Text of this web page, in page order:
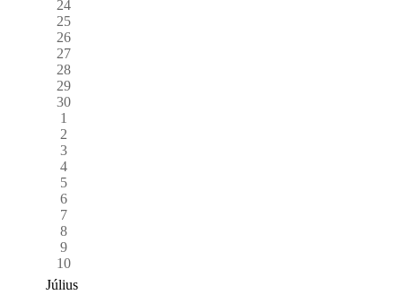
24
25
26
27
28
29
30
1
2
3
4
5
6
7
8
9
10
Július